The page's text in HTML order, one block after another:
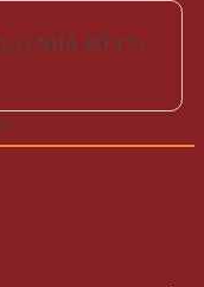
( NHÀ SỐ 17 )